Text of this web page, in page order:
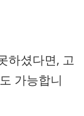
하셨다면, 고
가능합니